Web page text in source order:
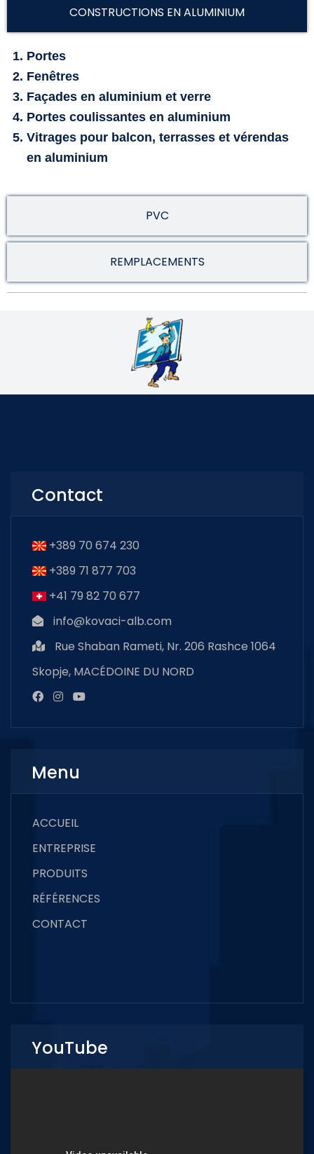
CONSTRUCTIONS EN ALUMINIUM
PVC
REMPLACEMENTS
Portes
Fenêtres
Façades en aluminium et verre
Portes coulissantes en aluminium
Vitrages pour balcon, terrasses et vérendas
en aluminium
Contact
+389 70 674 230
+389 71 877 703
+41 79 82 70 677
info@kovaci-alb.com
Rue Shaban Rameti, Nr. 206 Rashce 1064
Skopje, MACÉDOINE DU NORD
Menu
ACCUEIL
ENTREPRISE
PRODUITS
RÉFÉRENCES
CONTACT
YouTube